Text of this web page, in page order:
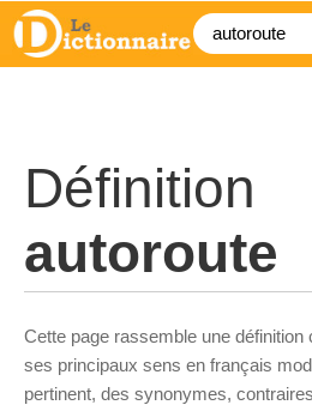
Définition
autoroute
Cette page rassemble une définition
ses principaux sens en français
pertinent, des synonymes,